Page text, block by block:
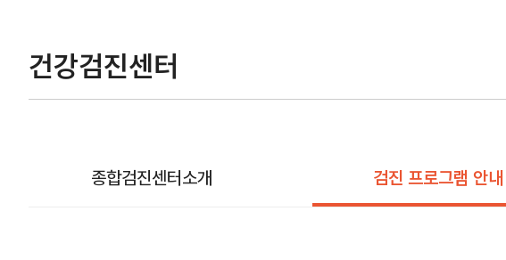
건강검진센터
종합검진센터소개 검진 프로그램 안내